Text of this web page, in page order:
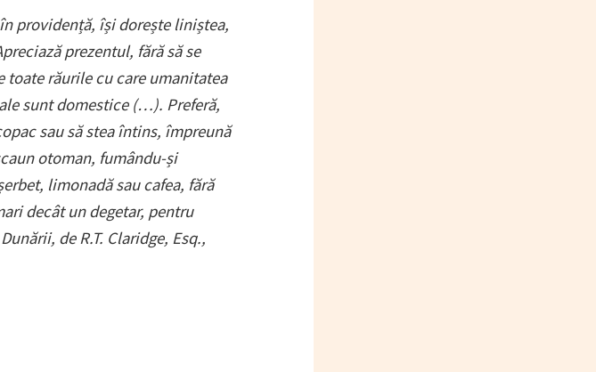
providență, își dorește liniștea,
prezentul, fără să se
toate răurile cu care umanitatea
sunt domestice (…). Preferă,
sau să stea întins, împreună
otoman, fumându-și
limonadă sau cafea, fără
decât un degetar, pentru
de R.T. Claridge, Esq.,